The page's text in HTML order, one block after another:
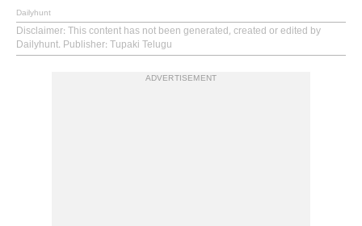
Dailyhunt
Disclaimer: This content has not been generated, created or edited by
Dailyhunt. Publisher: Tupaki Telugu
ADVERTISEMENT